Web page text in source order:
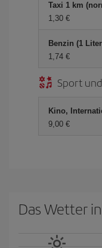
Taxi 1 km
1,30 €
Benzin (1
1,74 €
Sport
Kino,
9,00 €
Das Wetter